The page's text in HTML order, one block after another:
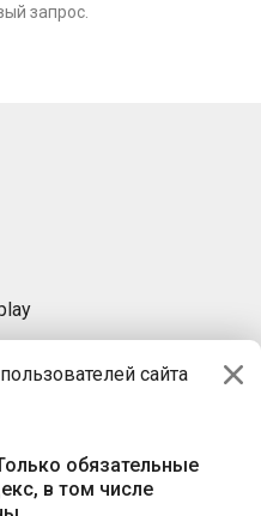
сайта
обязательные
в том числе
запрос.
БАЙ»
пр-т Независимости